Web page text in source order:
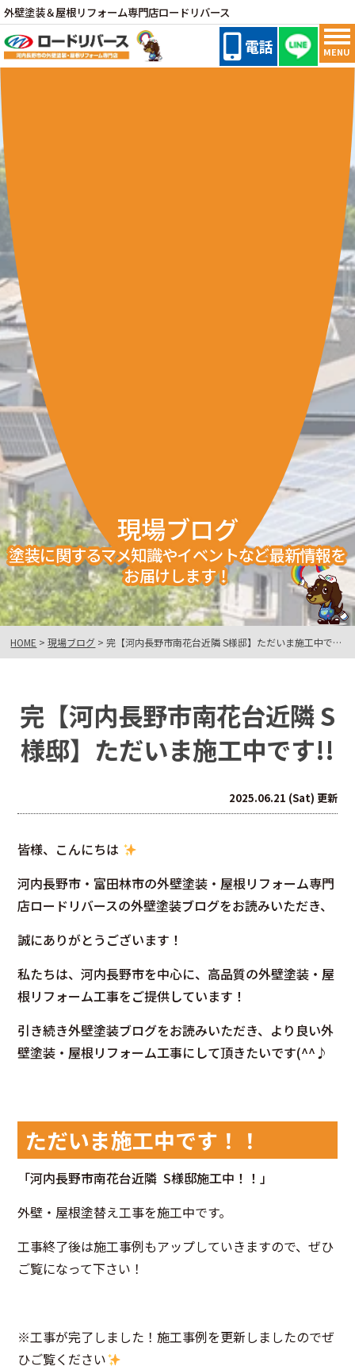
外壁塗装＆屋根リフォーム専門店ロードリバース
電話 MENU
現場ブログ
塗装に関するマメ知識やイベントなど最新情報を
お届けします！
HOME >現場ブログ >完【河内長野市南花台近隣 S様邸】ただいま施工中です!!
完【河内長野市南花台近隣 S
様邸】ただいま施工中です!!
2025.06.21 (Sat) 更新
皆様、こんにちは
河内長野市・富田林市の外壁塗装・屋根リフォーム専門
店ロードリバースの外壁塗装ブログをお読みいただき、
誠にありがとうございます！
私たちは、河内長野市を中心に、高品質の外壁塗装・屋
根リフォーム工事をご提供しています！
引き続き外壁塗装ブログをお読みいただき、より良い外
壁塗装・屋根リフォーム工事にして頂きたいです(^^♪
ただいま施工中です！！
「河内長野市南花台近隣 S様邸施工中！！」
外壁・屋根塗替え工事を施工中です。
工事終了後は施工事例もアップしていきますので、ぜひ
ご覧になって下さい！
※工事が完了しました！施工事例を更新しましたのでぜ
ひご覧ください